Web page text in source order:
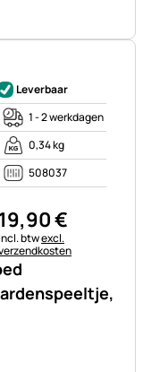
Leverbaar
1 - 2 werkdagen
0,34 kg
508037
19,90€
Belastinginformatie:
Incl. btwexcl.